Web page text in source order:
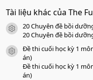
0
0
s
a
o
Tài liệu khác của The
icon tài liệu
20 Chuyên đề bồi
20 Chuyên đề bồi
icon tài liệu
Đề thi cuối học kỳ 1
án)
Đề thi cuối học kỳ 1
án)